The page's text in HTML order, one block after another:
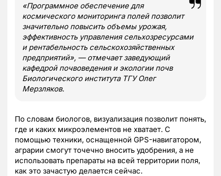
«Программное обеспечение для
космического мониторинга полей позволит
значительно повысить объемы урожая,
эффективность управления сельхозресурсами
и рентабельность сельскохозяйственных
предприятий», — отмечает заведующий
кафедрой почвоведения и экологии почв
Биологического института ТГУ Олег
Мерзляков.
По словам биологов, визуализация позволит понять,
где и каких микроэлементов не хватает. С
помощью техники, оснащенной GPS-навигатором,
аграрии смогут точечно вносить удобрения, а не
использовать препараты на всей территории поля,
как это зачастую делается сейчас.